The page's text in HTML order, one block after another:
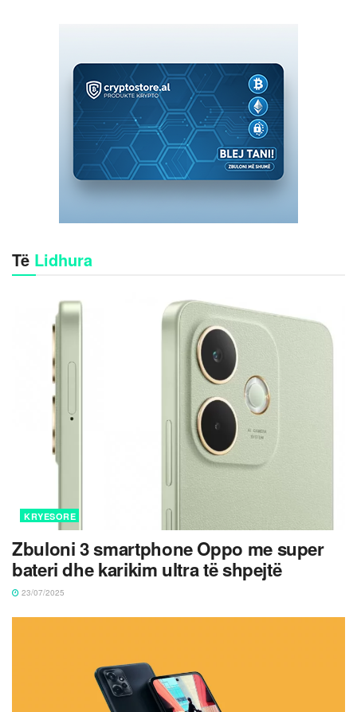
Të Lidhura
KRYESORE
Zbuloni 3 smartphone Oppo me super
bateri dhe karikim ultra të shpejtë
23/07/2025